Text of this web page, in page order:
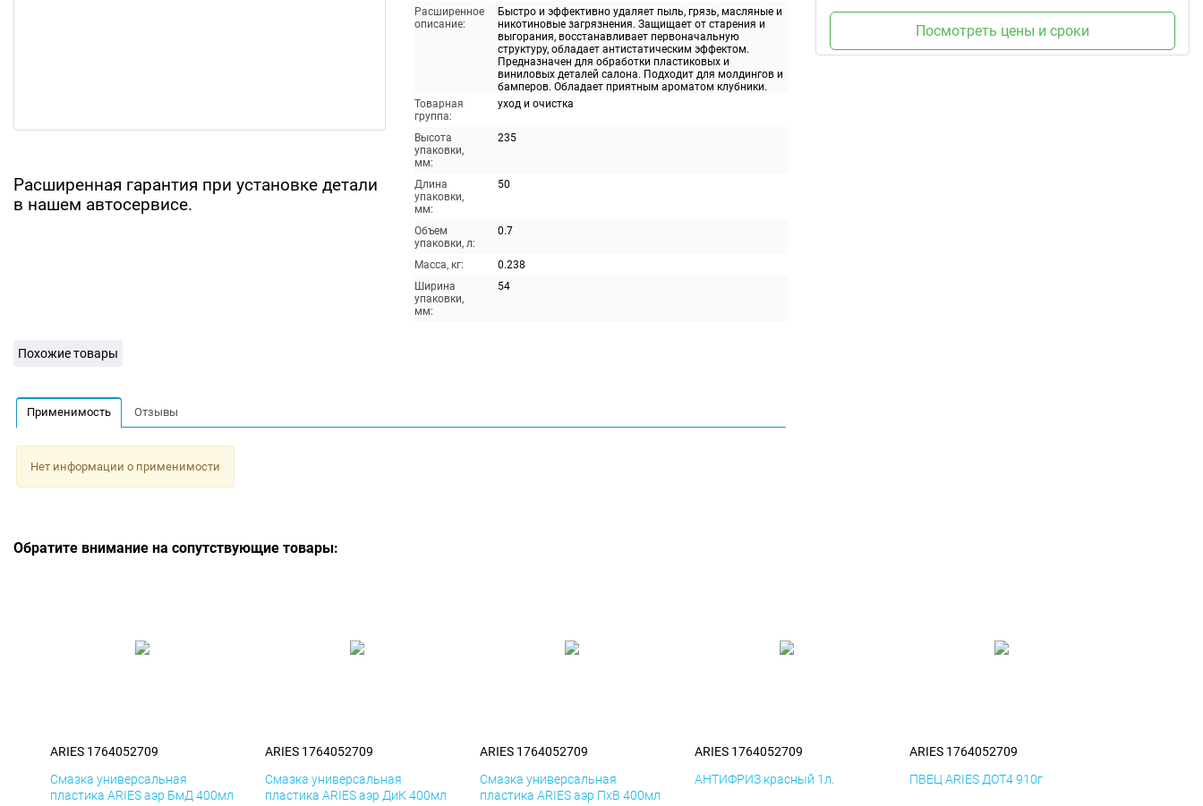
Расширенная гарантия при установке детали
в нашем автосервисе.
Расширенное
описание:
Быстро и эффективно удаляет пыль, грязь, масляные и
никотиновые загрязнения. Защищает от старения и
выгорания, восстанавливает первоначальную
структуру, обладает антистатическим эффектом.
Предназначен для обработки пластиковых и
виниловых деталей салона. Подходит для молдингов и
бамперов. Обладает приятным ароматом клубники.
Товарная
группа:
уход и очистка
Высота
упаковки,
мм:
235
Длина
упаковки,
мм:
50
Объем
упаковки, л:
0.7
Масса, кг:
0.238
Ширина
упаковки,
мм:
54
Посмотреть цены и сроки
Похожие товары
Применимость Отзывы
Нет информации о применимости
Обратите внимание на сопутствующие товары:
ARIES 1764052709
Смазка универсальная
пластика ARIES аэр БмД 400мл
ARIES 1764052709
Смазка универсальная
пластика ARIES аэр ДиК 400мл
ARIES 1764052709
Смазка универсальная
пластика ARIES аэр ПхВ 400мл
ARIES 1764052709
АНТИФРИЗ красный 1л.
ARIES 1764052709
ПВЕЦ ARIES ДОТ4 910г